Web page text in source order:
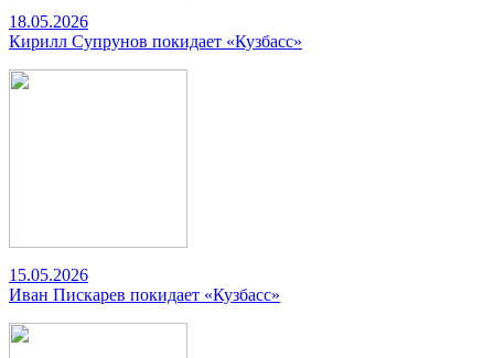
18.05.2026
Кирилл Супрунов покидает «Кузбасс»
15.05.2026
Иван Пискарев покидает «Кузбасс»